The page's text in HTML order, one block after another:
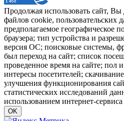
Продолжая использовать сайт, Вы
файлов cookie, пользовательских
предполагаемое географическое
браузера; тип устройства и
версия ОС; поисковые системы,
был переход на сайт; список
проведенное время на сайте; пол
интересы посетителей;
улучшения функционирования
статистических исследований
использованием интернет-
OK